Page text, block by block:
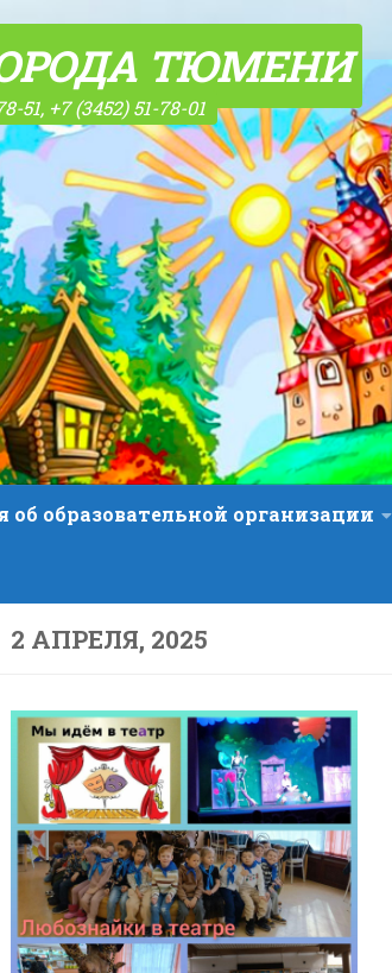
ТЮМЕНИ
51, +7 (3452) 51-78-01
об образовательной организации
2 АПРЕЛЯ, 2025